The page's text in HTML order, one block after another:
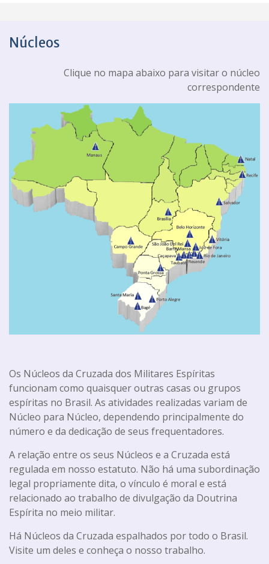
Núcleos
Clique no mapa abaixo para visitar o núcleo
correspondente
Os Núcleos da Cruzada dos Militares Espíritas
funcionam como quaisquer outras casas ou grupos
espíritas no Brasil. As atividades realizadas variam de
Núcleo para Núcleo, dependendo principalmente do
número e da dedicação de seus frequentadores.
A relação entre os seus Núcleos e a Cruzada está
regulada em nosso estatuto. Não há uma subordinação
legal propriamente dita, o vínculo é moral e está
relacionado ao trabalho de divulgação da Doutrina
Espírita no meio militar.
Há Núcleos da Cruzada espalhados por todo o Brasil.
Visite um deles e conheça o nosso trabalho.